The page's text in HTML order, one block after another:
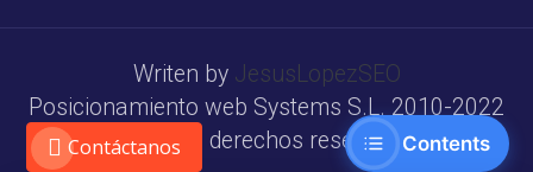
Writen by JesusLopezSEO
Posicionamiento web Systems S.L. 2010-2022
Todos los derechos reservados.Contents
Contáctanos